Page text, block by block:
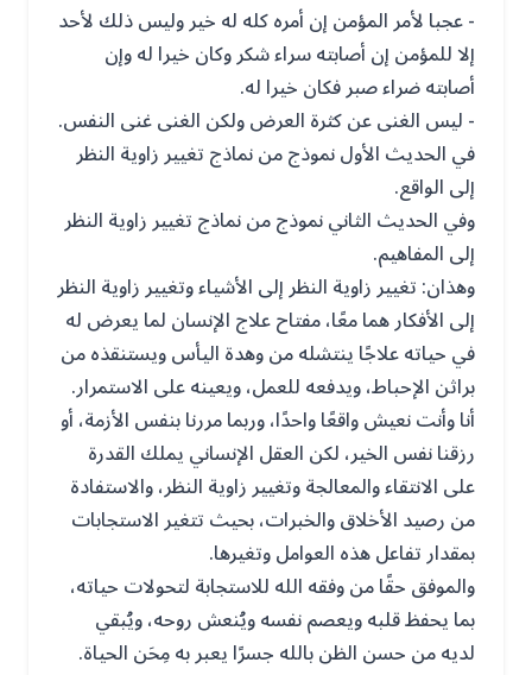
- عجبا لأمر المؤمن إن أمره كله له خير وليس ذلك لأحد
إلا للمؤمن إن أصابته سراء شكر وكان خيرا له وإن
أصابته ضراء صبر فكان خيرا له.
- ليس الغنى عن كثرة العرض ولكن الغنى غنى النفس.
في الحديث الأول نموذج من نماذج تغيير زاوية النظر
إلى الواقع.
وفي الحديث الثاني نموذج من نماذج تغيير زاوية النظر
إلى المفاهيم.
وهذان: تغيير زاوية النظر إلى الأشياء وتغيير زاوية النظر
إلى الأفكار هما معًا، مفتاح علاج الإنسان لما يعرض له
في حياته علاجًا ينتشله من وهدة اليأس ويستنقذه من
براثن الإحباط، ويدفعه للعمل، ويعينه على الاستمرار.
أنا وأنت نعيش واقعًا واحدًا، وربما مررنا بنفس الأزمة، أو
رزقنا نفس الخير، لكن العقل الإنساني يملك القدرة
على الانتقاء والمعالجة وتغيير زاوية النظر، والاستفادة
من رصيد الأخلاق والخبرات، بحيث تتغير الاستجابات
بمقدار تفاعل هذه العوامل وتغيرها.
والموفق حقًا من وفقه الله للاستجابة لتحولات حياته،
بما يحفظ قلبه ويعصم نفسه ويُنعش روحه، ويُبقي
لديه من حسن الظن بالله جسرًا يعبر به مِحَن الحياة.